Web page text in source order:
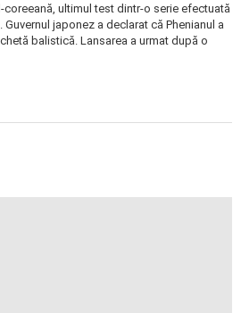
coreeană, ultimul test dintr-o serie efectuată
japonez a declarat că Phenianul a
balistică. Lansarea a urmat după o